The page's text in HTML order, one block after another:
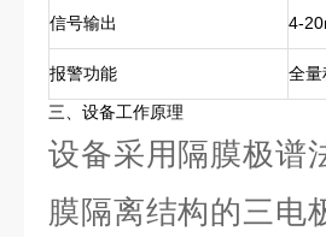
信号输出 4-
报警功能
全量
三、设备工作原理
设备采用隔膜极谱
膜隔离结构的三电